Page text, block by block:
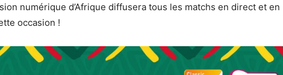
numérique d’Afrique diffusera tous les matchs en direct et en
occasion !